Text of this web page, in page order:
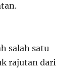
salah satu
rajutan dari